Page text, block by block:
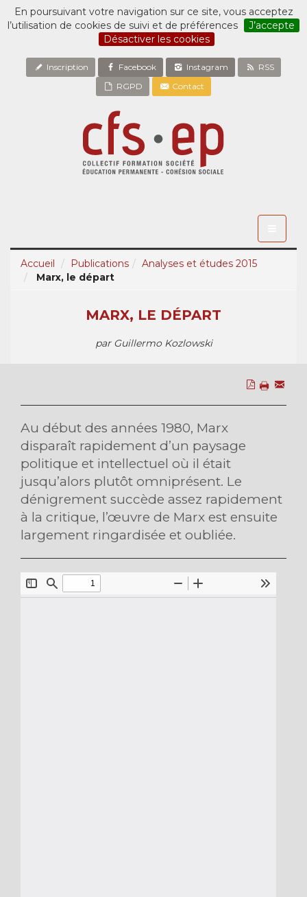
En poursuivant votre navigation sur ce site, vous acceptez
l’utilisation de cookies de suivi et de préférences
J’accepte
Désactiver les cookies
Inscription Facebook Instagram
RSS
RGPD
Contact
Accueil
Publications
Analyses et études 2015
Marx, le départ
MARX, LE DÉPART
par Guillermo Kozlowski
Au début des années 1980, Marx
disparaît rapidement d’un paysage
politique et intellectuel où il était
jusqu’alors plutôt omniprésent. Le
dénigrement succède assez rapidement
à la critique, l’œuvre de Marx est ensuite
largement ringardisée et oubliée.